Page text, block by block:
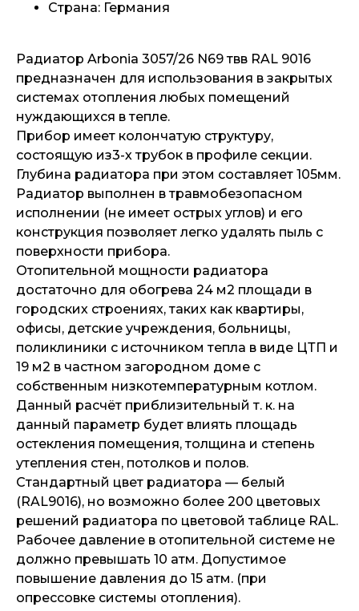
Страна: Германия
Радиатор Arbonia 3057/26 N69 твв RAL 9016
предназначен для использования в закрытых
системах отопления любых помещений
нуждающихся в тепле.
Прибор имеет колончатую структуру,
состоящую из3-х трубок в профиле секции.
Глубина радиатора при этом составляет 105мм.
Радиатор выполнен в травмобезопасном
исполнении (не имеет острых углов) и его
конструкция позволяет легко удалять пыль с
поверхности прибора.
Отопительной мощности радиатора
достаточно для обогрева 24 м2 площади в
городских строениях, таких как квартиры,
офисы, детские учреждения, больницы,
поликлиники с источником тепла в виде ЦТП и
19 м2 в частном загородном доме с
собственным низкотемпературным котлом.
Данный расчёт приблизительный т. к. на
данный параметр будет влиять площадь
остекления помещения, толщина и степень
утепления стен, потолков и полов.
Стандартный цвет радиатора — белый
(RAL9016), но возможно более 200 цветовых
решений радиатора по цветовой таблице RAL.
Рабочее давление в отопительной системе не
должно превышать 10 атм. Допустимое
повышение давления до 15 атм. (при
опрессовке системы отопления).